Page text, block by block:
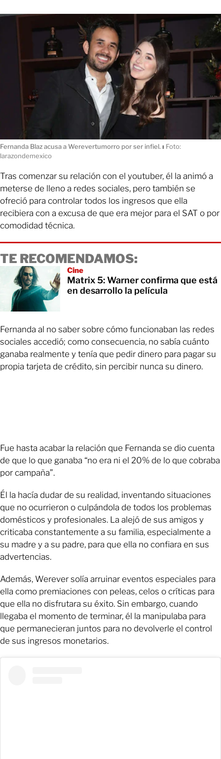
Fernanda Blaz acusa a Werevertumorro por ser infiel. ı Foto:
larazondemexico
Tras comenzar su relación con el youtuber, él la animó a
meterse de lleno a redes sociales, pero también se
ofreció para controlar todos los ingresos que ella
recibiera con a excusa de que era mejor para el SAT o por
comodidad técnica.
TE RECOMENDAMOS:
Cine
Matrix 5: Warner confirma que está
en desarrollo la película
Fernanda al no saber sobre cómo funcionaban las redes
sociales accedió; como consecuencia, no sabía cuánto
ganaba realmente y tenía que pedir dinero para pagar su
propia tarjeta de crédito, sin percibir nunca su dinero.
Fue hasta acabar la relación que Fernanda se dio cuenta
de que lo que ganaba “no era ni el 20% de lo que cobraba
por campaña”.
Él la hacía dudar de su realidad, inventando situaciones
que no ocurrieron o culpándola de todos los problemas
domésticos y profesionales. La alejó de sus amigos y
criticaba constantemente a su familia, especialmente a
su madre y a su padre, para que ella no confiara en sus
advertencias.
Además, Werever solía arruinar eventos especiales para
ella como premiaciones con peleas, celos o críticas para
que ella no disfrutara su éxito. Sin embargo, cuando
llegaba el momento de terminar, él la manipulaba para
que permanecieran juntos para no devolverle el control
de sus ingresos monetarios.